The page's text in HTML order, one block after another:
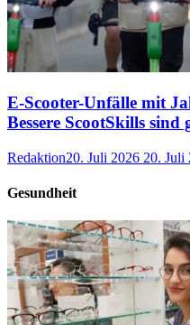
E-Scooter-Unfälle mit
Bessere ScootSkills sind
Redaktion20. Juli 2026 20. Juli
Gesundheit